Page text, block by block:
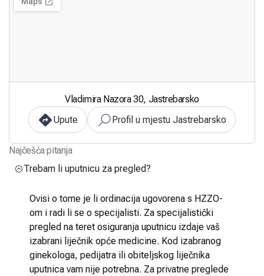
Vladimira Nazora 30, Jastrebarsko
Upute
Profil u mjestu Jastrebarsko
Najčešća pitanja
Trebam li uputnicu za pregled?
Ovisi o tome je li ordinacija ugovorena s HZZO-
om i radi li se o specijalisti. Za specijalistički
pregled na teret osiguranja uputnicu izdaje vaš
izabrani liječnik opće medicine. Kod izabranog
ginekologa, pedijatra ili obiteljskog liječnika
uputnica vam nije potrebna. Za privatne preglede